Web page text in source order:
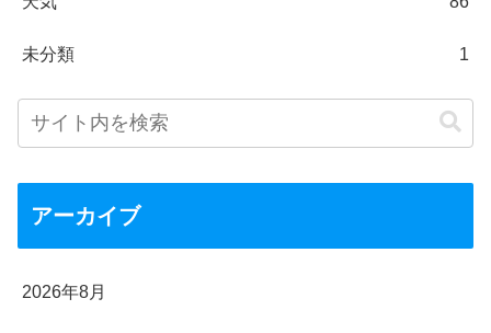
未分類 1
アーカイブ
2026年8月